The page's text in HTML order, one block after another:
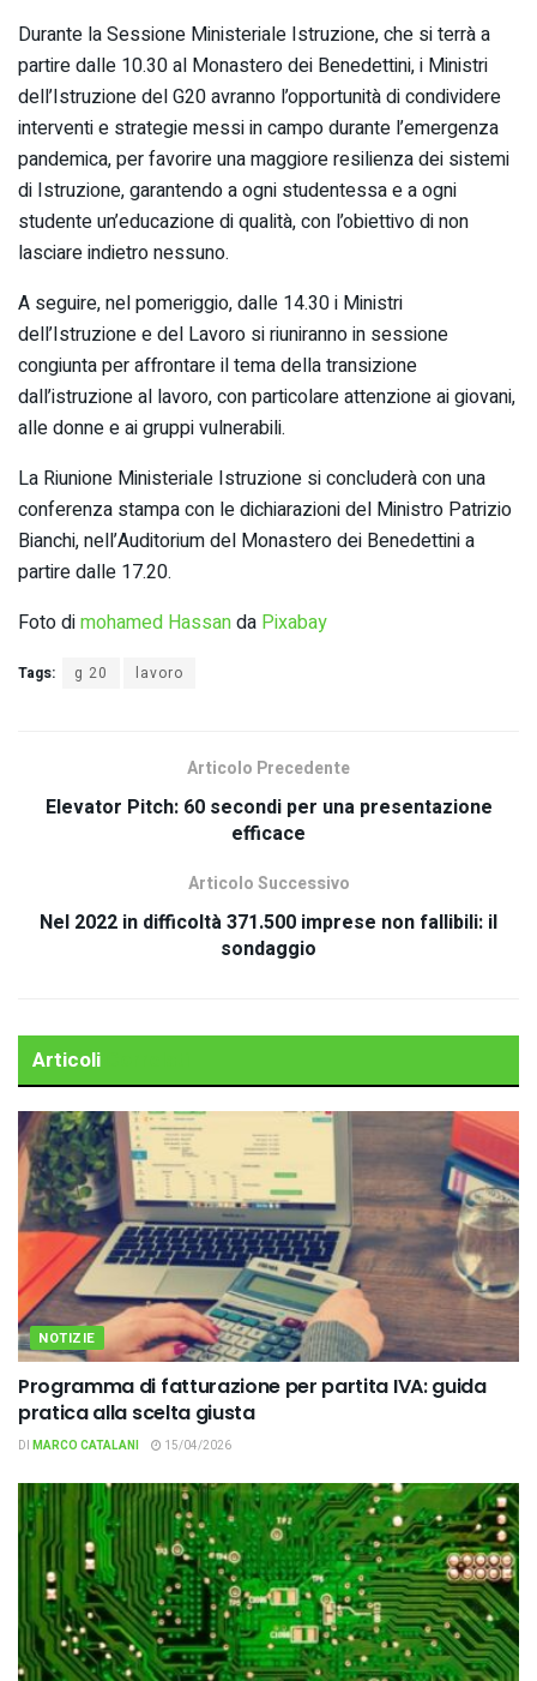
Durante la Sessione Ministeriale Istruzione, che si terrà a
partire dalle 10.30 al Monastero dei Benedettini, i Ministri
dell’Istruzione del G20 avranno l’opportunità di condividere
interventi e strategie messi in campo durante l’emergenza
pandemica, per favorire una maggiore resilienza dei sistemi
di Istruzione, garantendo a ogni studentessa e a ogni
studente un’educazione di qualità, con l’obiettivo di non
lasciare indietro nessuno.
A seguire, nel pomeriggio, dalle 14.30 i Ministri
dell’Istruzione e del Lavoro si riuniranno in sessione
congiunta per affrontare il tema della transizione
dall’istruzione al lavoro, con particolare attenzione ai giovani,
alle donne e ai gruppi vulnerabili.
La Riunione Ministeriale Istruzione si concluderà con una
conferenza stampa con le dichiarazioni del Ministro Patrizio
Bianchi, nell’Auditorium del Monastero dei Benedettini a
partire dalle 17.20.
Foto dimohamed Hassanda Pixabay
Tags: g 20 lavoro
Articolo Precedente
Elevator Pitch: 60 secondi per una presentazione
efficace
Articolo Successivo
Nel 2022 in difficoltà 371.500 imprese non fallibili: il
sondaggio
Articoli
NOTIZIE
Programma di fatturazione per partita IVA: guida
pratica alla scelta giusta
DI MARCO CATALANI 15/04/2026